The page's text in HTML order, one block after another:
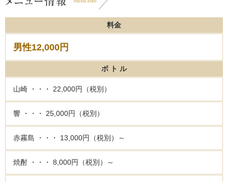
料金
男性12,000円
ボ ト ル
山崎 ・・・ 22,000円（税別）
響 ・・・ 25,000円（税別）
赤霧島 ・・・ 13,000円（税別）～
焼酎 ・・・ 8,000円（税別）～